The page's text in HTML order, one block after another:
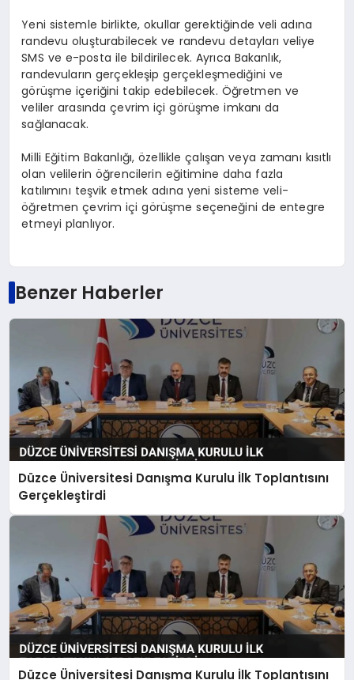
Yeni sistemle birlikte, okullar gerektiğinde veli adına
randevu oluşturabilecek ve randevu detayları veliye
SMS ve e-posta ile bildirilecek. Ayrıca Bakanlık,
randevuların gerçekleşip gerçekleşmediğini ve
görüşme içeriğini takip edebilecek. Öğretmen ve
veliler arasında çevrim içi görüşme imkanı da
sağlanacak.
Milli Eğitim Bakanlığı, özellikle çalışan veya zamanı kısıtlı
olan velilerin öğrencilerin eğitimine daha fazla
katılımını teşvik etmek adına yeni sisteme veli-
öğretmen çevrim içi görüşme seçeneğini de entegre
etmeyi planlıyor.
Benzer Haberler
Düzce Üniversitesi Danışma Kurulu İlk Toplantısını
Gerçekleştirdi
Düzce Üniversitesi Danışma Kurulu İlk Toplantısını